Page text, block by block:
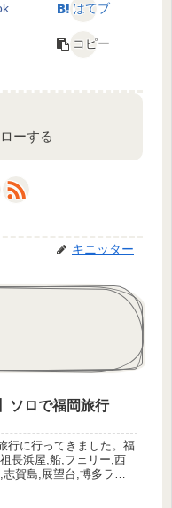
はてブ
コピー
ーする
キニッター
ソロで福岡旅行
行に行ってきました。福
長浜屋,船,フェリー,西
賀島,展望台,博多ラー